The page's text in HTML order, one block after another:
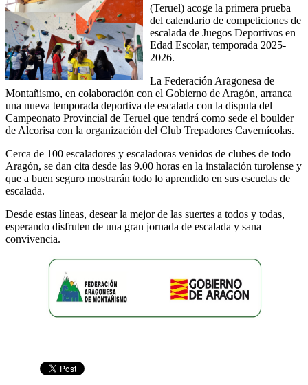
(Teruel) acoge la primera prueba
del calendario de competiciones de
escalada de Juegos Deportivos en
Edad Escolar, temporada 2025-
2026.
La Federación Aragonesa de
Montañismo, en colaboración con el Gobierno de Aragón, arranca
una nueva temporada deportiva de escalada con la disputa del
Campeonato Provincial de Teruel que tendrá como sede el boulder
de Alcorisa con la organización del Club Trepadores Cavernícolas.
Cerca de 100 escaladores y escaladoras venidos de clubes de todo
Aragón, se dan cita desde las 9.00 horas en la instalación turolense y
que a buen seguro mostrarán todo lo aprendido en sus escuelas de
escalada.
Desde estas líneas, desear la mejor de las suertes a todos y todas,
esperando disfruten de una gran jornada de escalada y sana
convivencia.